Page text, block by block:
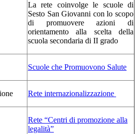
La rete coinvolge le scuole di
Sesto San Giovanni con lo scopo
di promuovere azioni di
orientamento alla scelta della
scuola secondaria di II grado
Scuole che Promuovono Salute
Rete internazionalizzazione
Rete “Centri di promozione alla
legalità”